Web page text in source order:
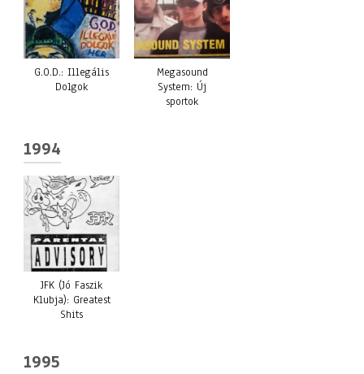
G.O.D.: Illegális
Dolgok
Megasound
System: Új
sportok
1994
JFK (Jó Faszik
Klubja): Greatest
Shits
1995